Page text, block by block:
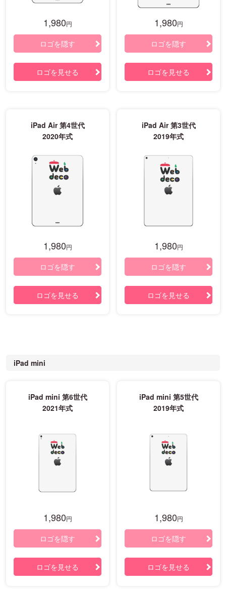
1,980円
ロゴを隠す
ロゴを見せる
1,980円
ロゴを隠す
ロゴを見せる
iPad Air 第4世代
2020年式
1,980円
ロゴを隠す
ロゴを見せる
iPad Air 第3世代
2019年式
1,980円
ロゴを隠す
ロゴを見せる
iPad mini
iPad mini 第6世代
2021年式
1,980円
ロゴを隠す
ロゴを見せる
iPad mini 第5世代
2019年式
1,980円
ロゴを隠す
ロゴを見せる